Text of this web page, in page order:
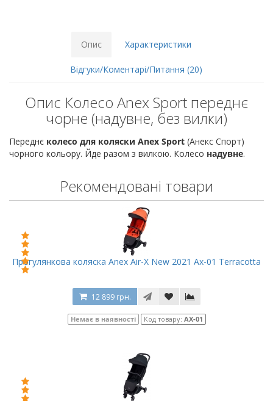
Опис Характеристики
Відгуки/Коментарі/Питання (20)
Опис Колесо Anex Sport переднє
чорне (надувне, без вилки)
Переднє колесо для коляски Anex Sport (Анекс Спорт)
чорного кольору. Йде разом з вилкою. Колесо надувне.
Рекомендовані товари
Прогулянкова коляска Anex Air-X New 2021 Ax-01 Terracotta
12 899 грн.
Немає в наявності Код товару: AX-01